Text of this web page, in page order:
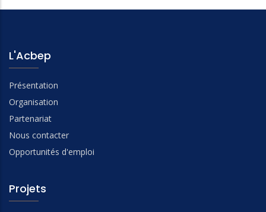
L'Acbep
Présentation
Organisation
Partenariat
Nous contacter
Opportunités d'emploi
Projets